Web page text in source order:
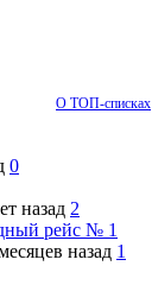
О ТОП-списках
0
назад 2
рейс № 1
назад 1